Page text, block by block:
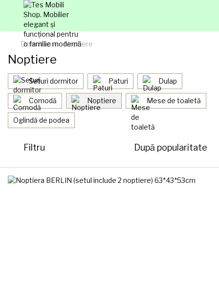
Dormitaore Noptiere
Noptiere
Seturi dormitor Paturi Dulap
Comodă Noptiere Mese de toaletă
Oglindă de podea
Filtru După popularitate